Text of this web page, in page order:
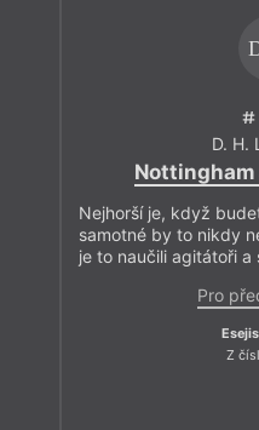
D. H.
Nejhorší je, když
samotné by to nikdy
je to naučili agitátoři a
Pro
Z